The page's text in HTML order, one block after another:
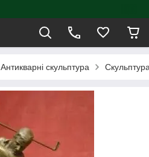
Антикварні скульптура